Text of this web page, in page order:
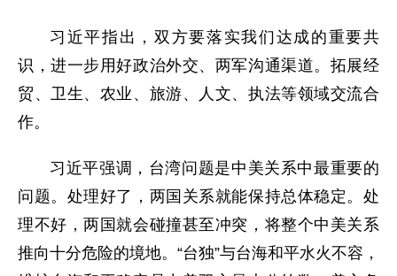
习近平指出，双方要落实我们达成的重要共
识，进一步用好政治外交、两军沟通渠道。拓展经
贸、卫生、农业、旅游、人文、执法等领域交流合
作。
习近平强调，台湾问题是中美关系中最重要的
问题。处理好了，两国关系就能保持总体稳定。处
理不好，两国就会碰撞甚至冲突，将整个中美关系
推向十分危险的境地。“台独”与台海和平水火不容，